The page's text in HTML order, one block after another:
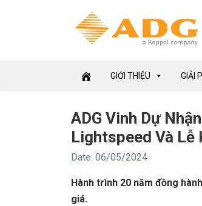
GIỚI THIỆU GIẢI
ADG Vinh Dự
Lightspeed Và Lễ
Date: 06/05/2024
Hành trình 20 năm đồng
giá.